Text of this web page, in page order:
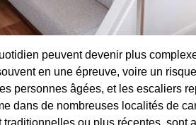
peuvent devenir plus
en une épreuve, voire un
personnes âgées, et les escaliers
dans de nombreuses localités de